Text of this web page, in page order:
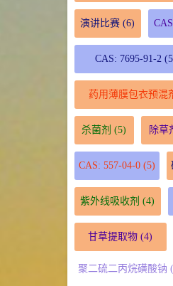
演讲比赛 (6)
CAS: 7695-91-2
药用薄膜包衣预混
杀菌剂 (5) 除草
CAS: 557-04-0(5)
紫外线吸收剂 (4)
甘草提取物 (4)
聚二硫二丙烷磺酸钠